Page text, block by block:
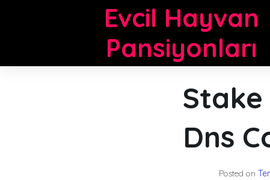
Evcil Hayvan
Pansiyonları
Dns
Posted on